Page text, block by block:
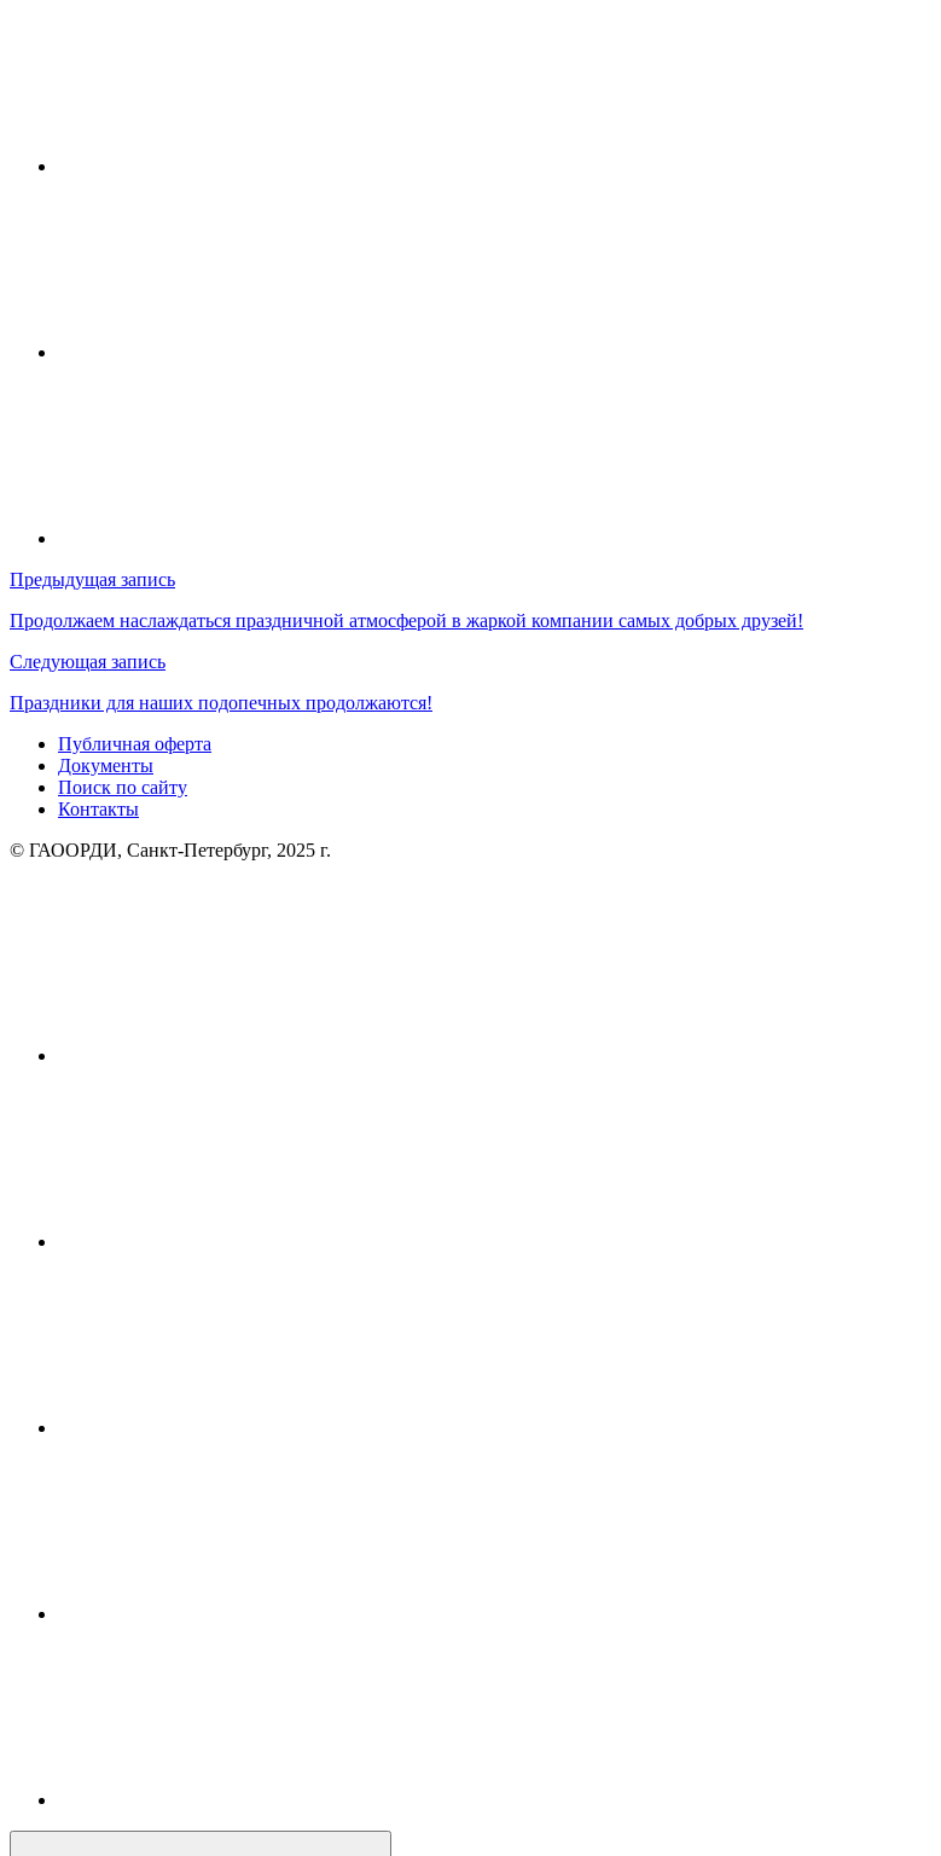
Навигация
по
записям
Предыдущая запись
Продолжаем наслаждаться праздничной атмосферой в жаркой компании самых добрых друзей!
Следующая запись
Праздники для наших подопечных продолжаются!
Публичная оферта
Документы
Поиск по сайту
Контакты
© ГАООРДИ, Санкт-Петербург, 2025 г.